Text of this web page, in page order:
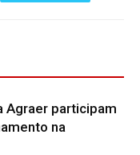
Agraer participam
na